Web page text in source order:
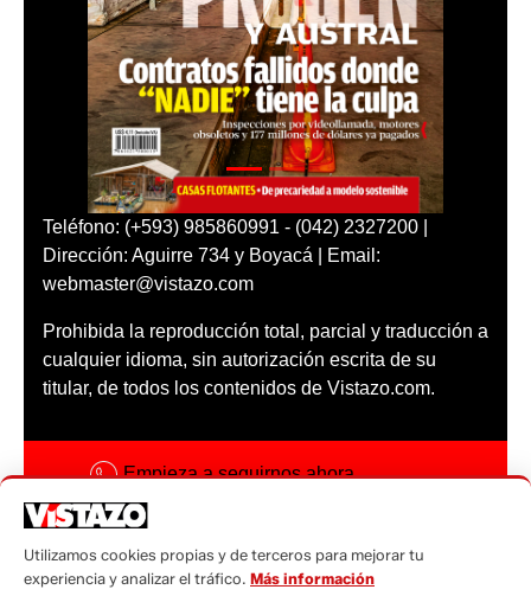
Teléfono: (+593) 985860991 - (042) 2327200 |
Dirección: Aguirre 734 y Boyacá | Email:
webmaster@vistazo.com
Prohibida la reproducción total, parcial y traducción a
cualquier idioma, sin autorización escrita de su
titular, de todos los contenidos de Vistazo.com.
Empieza a seguirnos ahora
Código ética
Utilizamos cookies propias y de terceros para mejorar tu
experiencia y analizar el tráfico. Más información